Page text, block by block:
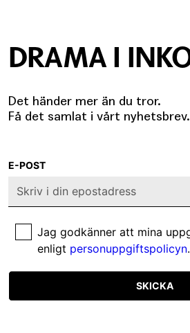
DRAMA I
Det händer mer än du tror.
Få det samlat i vårt nyhetsbrev.
E-POST
Jag godkänner att mina
enligt personuppgiftspolicyn.
SKICKA